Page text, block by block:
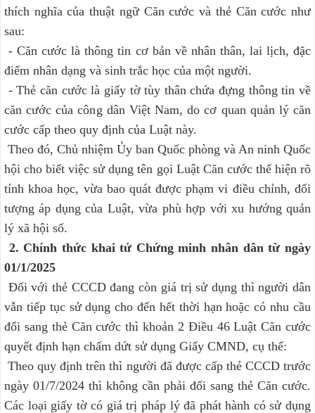
thích nghĩa của thuật ngữ Căn cước và thẻ Căn cước như
sau:
- Căn cước là thông tin cơ bản về nhân thân, lai lịch, đặc
điểm nhân dạng và sinh trắc học của một người.
- Thẻ căn cước là giấy tờ tùy thân chứa đựng thông tin về
căn cước của công dân Việt Nam, do cơ quan quản lý căn
cước cấp theo quy định của Luật này.
Theo đó, Chủ nhiệm Ủy ban Quốc phòng và An ninh Quốc
hội cho biết việc sử dụng tên gọi Luật Căn cước thể hiện rõ
tính khoa học, vừa bao quát được phạm vi điều chỉnh, đối
tượng áp dụng của Luật, vừa phù hợp với xu hướng quản
lý xã hội số.
2. Chính thức khai tử Chứng minh nhân dân từ ngày
01/1/2025
Đối với thẻ CCCD đang còn giá trị sử dụng thì người dân
vẫn tiếp tục sử dụng cho đến hết thời hạn hoặc có nhu cầu
đổi sang thẻ Căn cước thì khoản 2 Điều 46 Luật Căn cước
quyết định hạn chấm dứt sử dụng Giấy CMND, cụ thể:
Theo quy định trên thì người đã được cấp thẻ CCCD trước
ngày 01/7/2024 thì không cần phải đổi sang thẻ Căn cước.
Các loại giấy tờ có giá trị pháp lý đã phát hành có sử dụng